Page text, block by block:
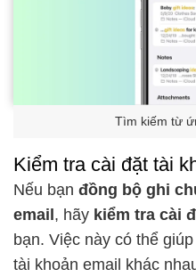
Tìm kiếm từ
Kiểm tra cài đặt tài
Nếu bạn đồng bộ ghi
email , hãy kiểm tra cài
bạn. Việc này có thể
tài khoản email khác